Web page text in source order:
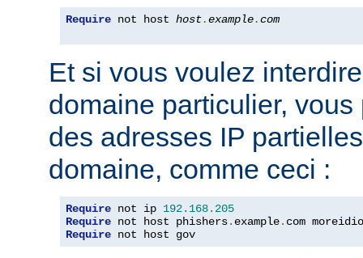
Require not host host.example.com
Et si vous voulez
domaine particulier,
des adresses IP
domaine, comme ceci :
Require not ip 192.168. 205
Require not host phishers. example. com
Require not host gov